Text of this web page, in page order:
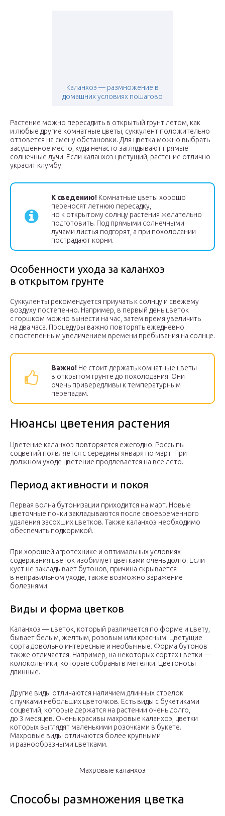
Каланхоэ — размножение в
домашних условиях пошагово
Растение можно пересадить в открытый грунт летом, как
и любые другие комнатные цветы, суккулент положительно
отзовется на смену обстановки. Для цветка можно выбрать
засушенное место, куда нечасто заглядывают прямые
солнечные лучи. Если каланхоэ цветущий, растение отлично
украсит клумбу.
К сведению! Комнатные цветы хорошо
переносят летнюю пересадку,
но к открытому солнцу растения желательно
подготовить. Под прямыми солнечными
лучами листья подгорят, а при похолодании
пострадают корни.
Особенности ухода за каланхоэ
в открытом грунте
Суккуленты рекомендуется приучать к солнцу и свежему
воздуху постепенно. Например, в первый день цветок
с горшком можно вынести на час, затем время увеличить
на два часа. Процедуры важно повторять ежедневно
с постепенным увеличением времени пребывания на солнце.
Важно! Не стоит держать комнатные цветы
в открытом грунте до похолодания. Они
очень привередливы к температурным
перепадам.
Нюансы цветения растения
Цветение каланхоэ повторяется ежегодно. Россыпь
соцветий появляется с середины января по март. При
должном уходе цветение продлевается на все лето.
Период активности и покоя
Первая волна бутонизации приходится на март. Новые
цветочные почки закладываются после своевременного
удаления засохших цветков. Также каланхоэ необходимо
обеспечить подкормкой.
При хорошей агротехнике и оптимальных условиях
содержания цветок изобилует цветками очень долго. Если
куст не закладывает бутонов, причина скрывается
в неправильном уходе, также возможно заражение
болезнями.
Виды и форма цветков
Каланхоэ — цветок, который различается по форме и цвету,
бывает белым, желтым, розовым или красным. Цветущие
сорта довольно интересные и необычные. Форма бутонов
также отличается. Например, на некоторых сортах цветки —
колокольчики, которые собраны в метелки. Цветоносы
длинные.
Другие виды отличаются наличием длинных стрелок
с пучками небольших цветочков. Есть виды с букетиками
соцветий, которые держатся на растении очень долго,
до 3 месяцев. Очень красивы махровые каланхоэ, цветки
которых выглядят маленькими розочками в букете.
Махровые виды отличаются более крупными
и разнообразными цветками.
Махровые каланхоэ
Способы размножения цветка